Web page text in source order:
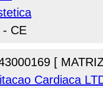
- CE
[
Cardiaca